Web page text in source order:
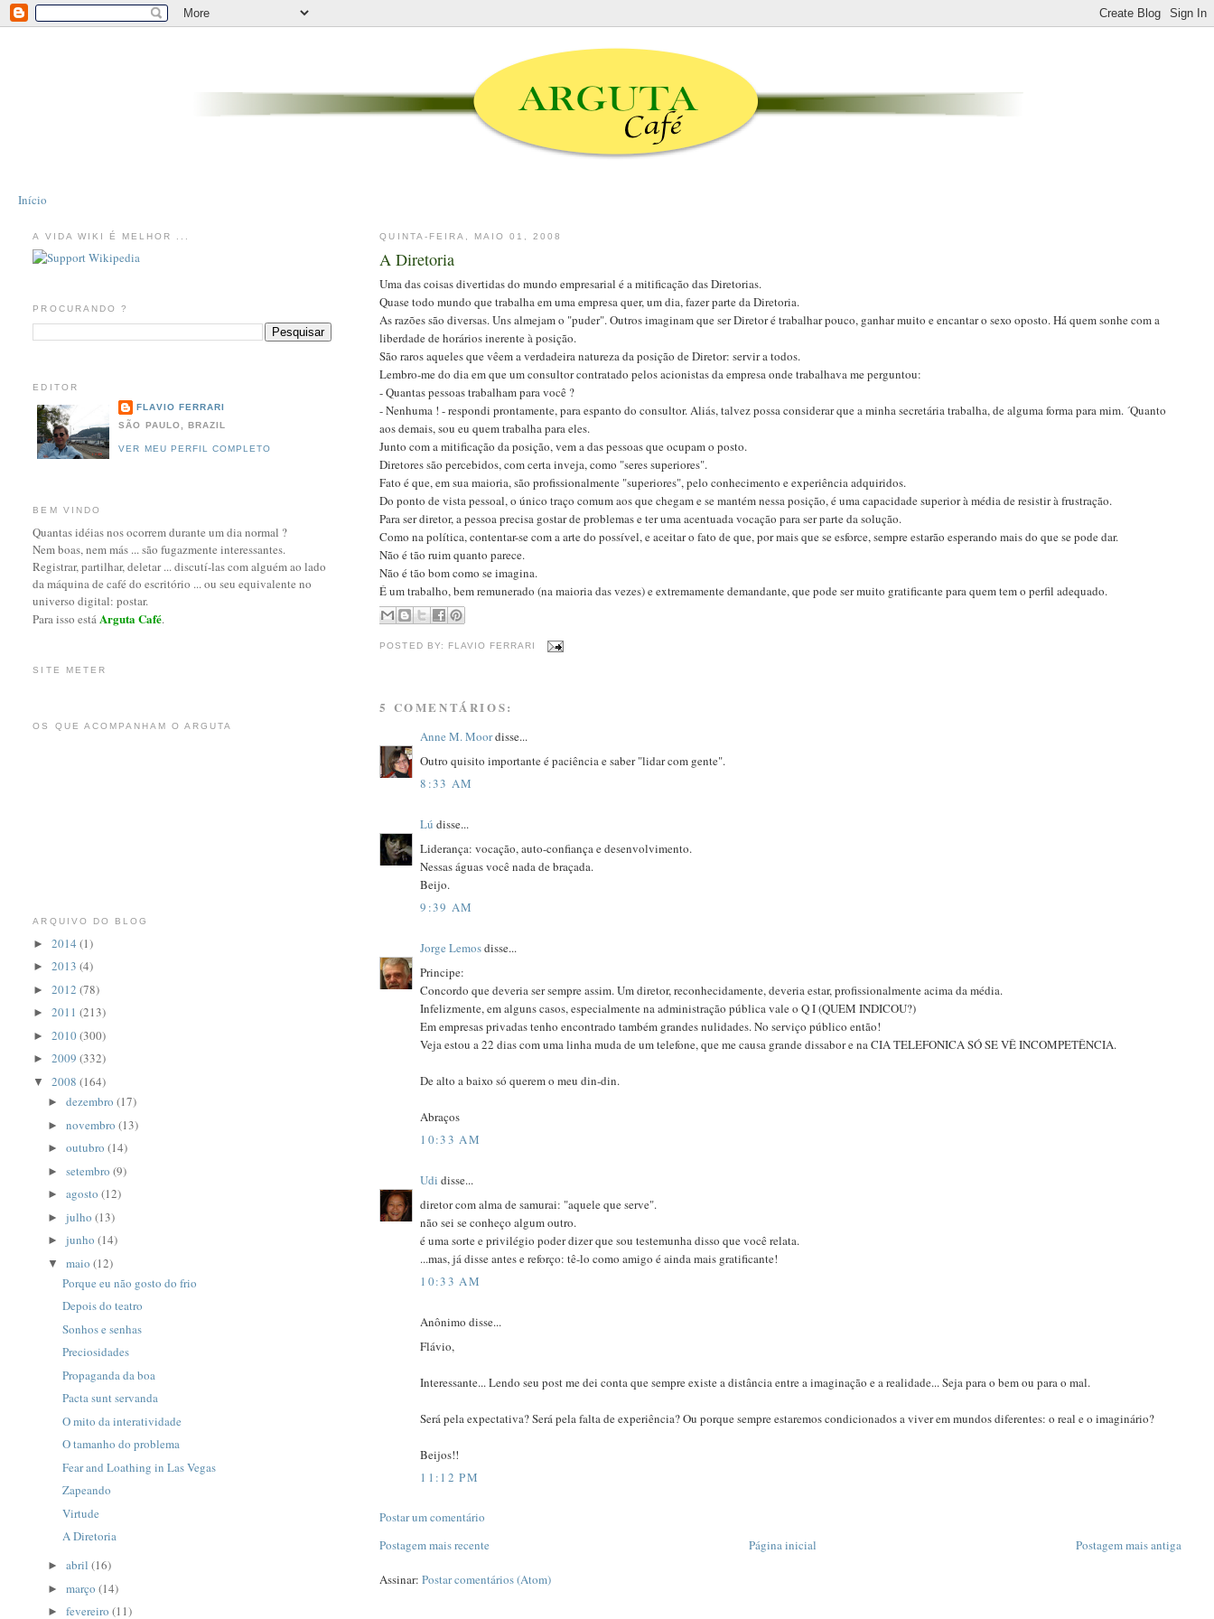
Início
QUINTA-FEIRA, MAIO 01, 2008
A Diretoria
Uma das coisas divertidas do mundo empresarial é a mitificação das Diretorias.
Quase todo mundo que trabalha em uma empresa quer, um dia, fazer parte da Diretoria.
As razões são diversas. Uns almejam o "puder". Outros imaginam que ser Diretor é trabalhar pouco, ganhar muito e encantar o sexo oposto. Há quem sonhe com a
liberdade de horários inerente à posição.
São raros aqueles que vêem a verdadeira natureza da posição de Diretor: servir a todos.
Lembro-me do dia em que um consultor contratado pelos acionistas da empresa onde trabalhava me perguntou:
- Quantas pessoas trabalham para você ?
- Nenhuma ! - respondi prontamente, para espanto do consultor. Aliás, talvez possa considerar que a minha secretária trabalha, de alguma forma para mim. ´Quanto
aos demais, sou eu quem trabalha para eles.
Junto com a mitificação da posição, vem a das pessoas que ocupam o posto.
Diretores são percebidos, com certa inveja, como "seres superiores".
Fato é que, em sua maioria, são profissionalmente "superiores", pelo conhecimento e experiência adquiridos.
Do ponto de vista pessoal, o único traço comum aos que chegam e se mantém nessa posição, é uma capacidade superior à média de resistir à frustração.
Para ser diretor, a pessoa precisa gostar de problemas e ter uma acentuada vocação para ser parte da solução.
Como na política, contentar-se com a arte do possível, e aceitar o fato de que, por mais que se esforce, sempre estarão esperando mais do que se pode dar.
Não é tão ruim quanto parece.
Não é tão bom como se imagina.
É um trabalho, bem remunerado (na maioria das vezes) e extremamente demandante, que pode ser muito gratificante para quem tem o perfil adequado.
POSTED BY: FLAVIO FERRARI
5 COMENTÁRIOS:
Anne M. Moordisse...
Outro quisito importante é paciência e saber "lidar com gente".
8:33 AM
Lú disse...
Liderança: vocação, auto-confiança e desenvolvimento.
Nessas águas você nada de braçada.
Beijo.
9:39 AM
Jorge Lemosdisse...
Principe:
Concordo que deveria ser sempre assim. Um diretor, reconhecidamente, deveria estar, profissionalmente acima da média.
Infelizmente, em alguns casos, especialmente na administração pública vale o Q I (QUEM INDICOU?)
Em empresas privadas tenho encontrado também grandes nulidades. No serviço público então!
Veja estou a 22 dias com uma linha muda de um telefone, que me causa grande dissabor e na CIA TELEFONICA SÓ SE VÊ INCOMPETÊNCIA.
De alto a baixo só querem o meu din-din.
Abraços
10:33 AM
Udi disse...
diretor com alma de samurai: "aquele que serve".
não sei se conheço algum outro.
é uma sorte e privilégio poder dizer que sou testemunha disso que você relata.
...mas, já disse antes e reforço: tê-lo como amigo é ainda mais gratificante!
10:33 AM
Anônimo disse...
Flávio,
Interessante... Lendo seu post me dei conta que sempre existe a distância entre a imaginação e a realidade... Seja para o bem ou para o mal.
Será pela expectativa? Será pela falta de experiência? Ou porque sempre estaremos condicionados a viver em mundos diferentes: o real e o imaginário?
Beijos!!
11:12 PM
Postar um comentário
Postagem mais recente
Postagem mais antiga
Página inicial
Assinar:Postar comentários (Atom)
A VIDA WIKI É MELHOR ...
PROCURANDO ?
EDITOR
FLAVIO FERRARI
SÃO PAULO, BRAZIL
VER MEU PERFIL COMPLETO
BEM VINDO
Quantas idéias nos ocorrem durante um dia normal ?
Nem boas, nem más ... são fugazmente interessantes.
Registrar, partilhar, deletar ... discutí-las com alguém ao lado
da máquina de café do escritório ... ou seu equivalente no
universo digital: postar.
Para isso estáArguta Café.
SITE METER
OS QUE ACOMPANHAM O ARGUTA
ARQUIVO DO BLOG
►2014(1)
►2013(4)
►2012(78)
►2011(213)
►2010(300)
►2009(332)
▼2008(164)
►dezembro(17)
►novembro(13)
►outubro(14)
►setembro(9)
►agosto(12)
►julho(13)
►junho(14)
▼maio(12)
Porque eu não gosto do frio
Depois do teatro
Sonhos e senhas
Preciosidades
Propaganda da boa
Pacta sunt servanda
O mito da interatividade
O tamanho do problema
Fear and Loathing in Las Vegas
Zapeando
Virtude
A Diretoria
►abril(16)
►março(14)
►fevereiro(11)